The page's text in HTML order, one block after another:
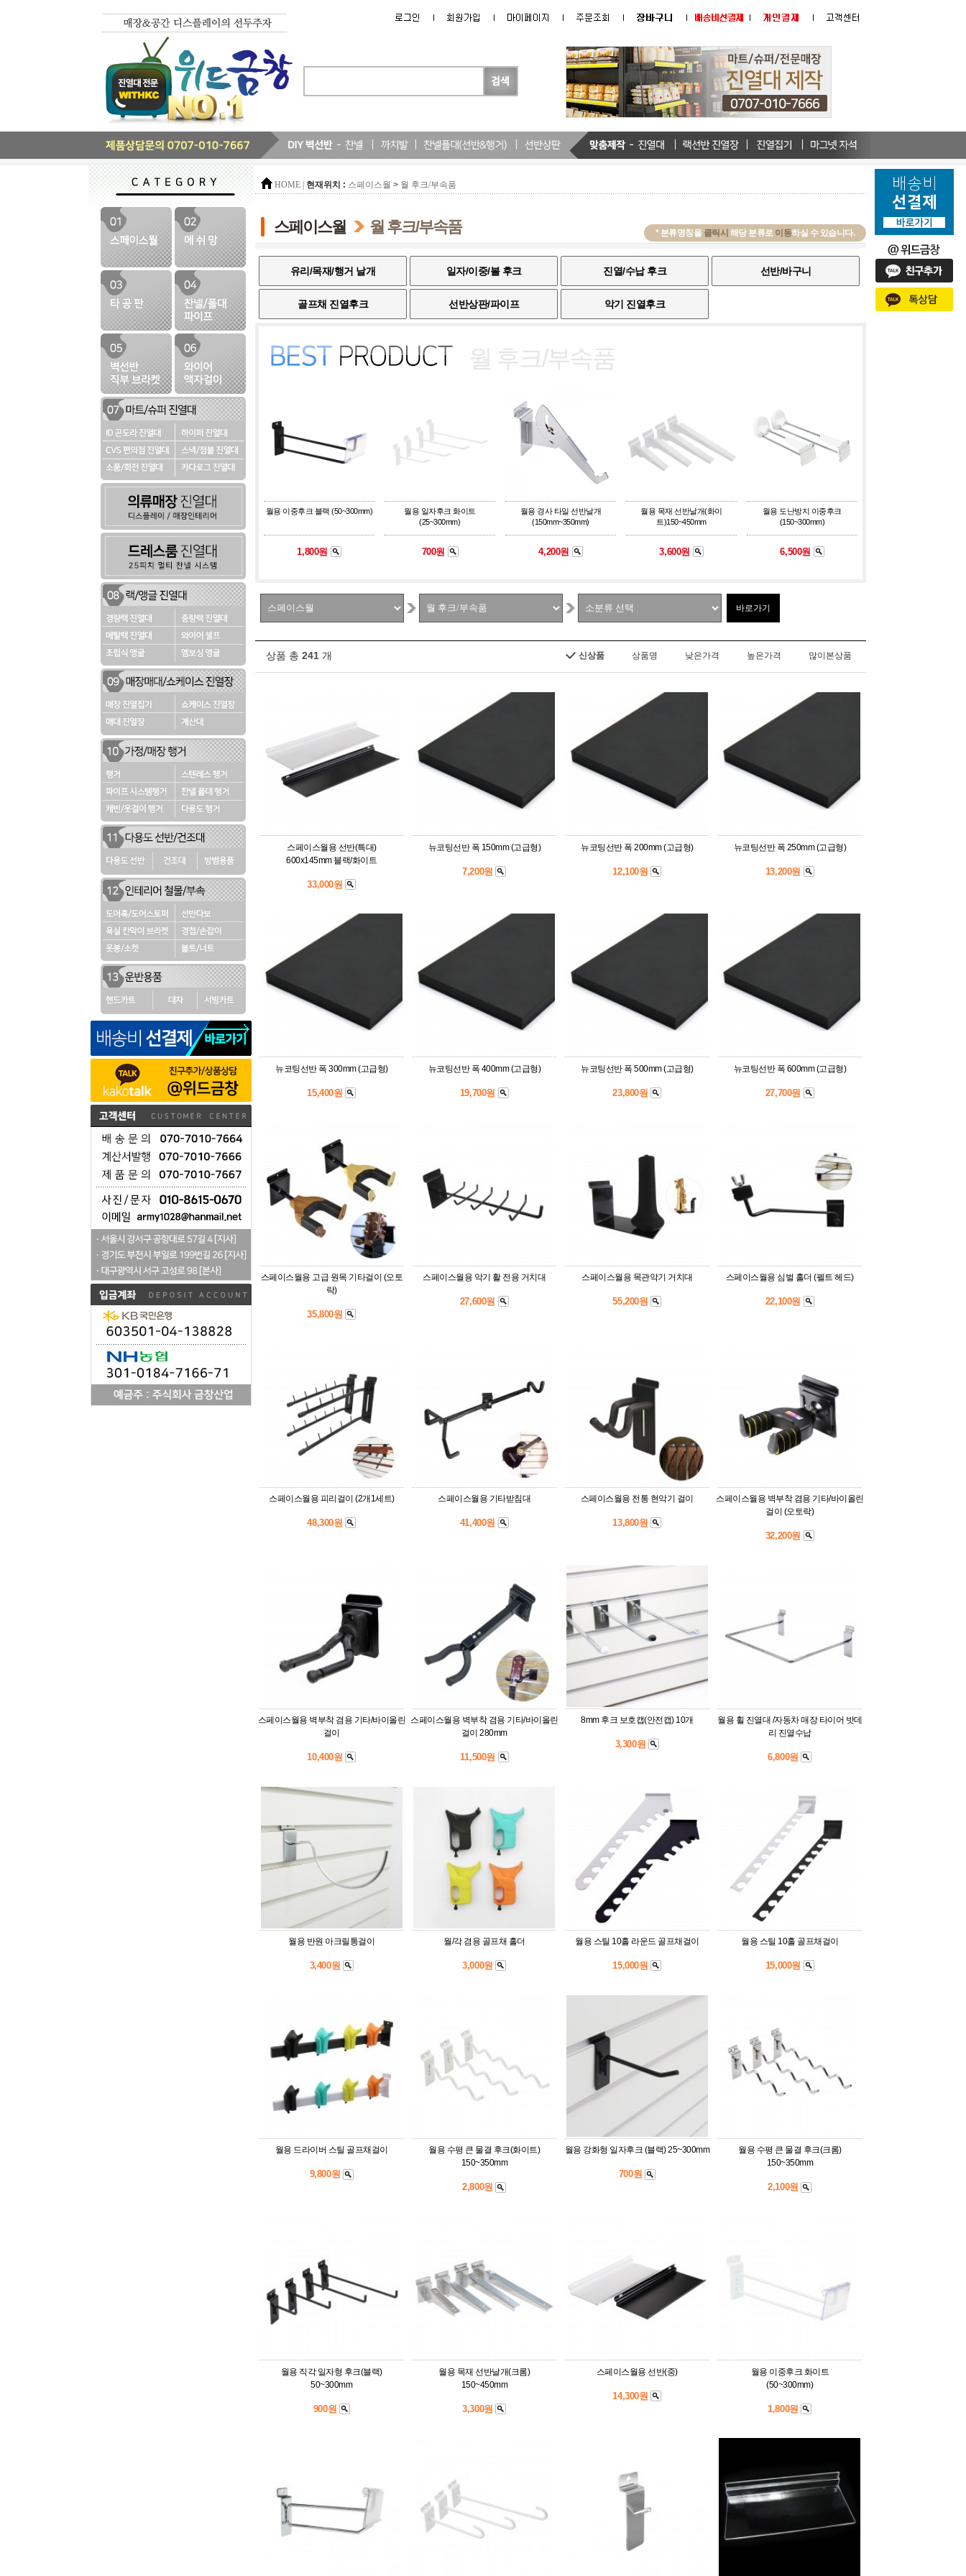
HOME | 현재위치 : 스페이스월 > 월 후크/부속품
* 분류명칭을 클릭시 해당 분류로 이동하실 수 있습니다.
스페이스월 월 후크/부속품
유리/목재/행거 날개 일자/이중/볼 후크 진열/수납 후크 선반/바구니
골프채 진열후크 선반상판/파이프 악기 진열후크
월 후크/부속품
월용 이중후크 블랙 (50~300mm)
1,800원
월용 일자후크 화이트
(25~300mm)
700원
월용 경사 타일 선반날개
(150mm~350mm)
4,200원
월용 목재 선반날개(화이
트)150~450mm
3,600원
월용 도난방지 이중후크
(150~300mm)
6,500원
바로가기
상품 총 241 개 신상품 상품명 낮은가격 높은가격 많이본상품
스페이스월용 선반(특대)
600x145mm 블랙/화이트
33,000원
뉴코팅선반 폭 150mm (고급형)
7,200원
뉴코팅선반 폭 200mm (고급형)
12,100원
뉴코팅선반 폭 250mm (고급형)
13,200원
뉴코팅선반 폭 300mm (고급형)
15,400원
뉴코팅선반 폭 400mm (고급형)
19,700원
뉴코팅선반 폭 500mm (고급형)
23,800원
뉴코팅선반 폭 600mm (고급형)
27,700원
스페이스월용 고급 원목 기타걸이 (오토
락)
35,800원
스페이스월용 악기 활 전용 거치대
27,600원
스페이스월용 목관악기 거치대
55,200원
스페이스월용 심벌 홀더 (펠트 헤드)
22,100원
스페이스월용 피리걸이 (2개1세트)
48,300원
스페이스월용 기타받침대
41,400원
스페이스월용 전통 현악기 걸이
13,800원
스페이스월용 벽부착 겸용 기타/바이올린
걸이 (오토락)
32,200원
스페이스월용 벽부착 겸용 기타/바이올린
걸이
10,400원
스페이스월용 벽부착 겸용 기타/바이올린
걸이 280mm
11,500원
8mm 후크 보호캡(안전캡) 10개
3,300원
월용 휠 진열대 /자동차 매장 타이어 밧데
리 진열수납
6,800원
월용 반원 아크릴통걸이
3,400원
월/각 겸용 골프채 홀더
3,000원
월용 스틸 10홀 라운드 골프채걸이
15,000원
월용 스틸 10홀 골프채걸이
15,000원
월용 드라이버 스틸 골프채걸이
9,800원
월용 수평 큰 물결 후크(화이트)
150~350mm
2,800원
월용 강화형 일자후크 (블랙) 25~300mm
700원
월용 수평 큰 물결 후크(크롬)
150~350mm
2,100원
월용 직각 일자형 후크(블랙)
50~300mm
900원
월용 목재 선반날개(크롬)
150~450mm
3,300원
스페이스월용 선반(중)
14,300원
월용 이중후크 화이트
(50~300mm)
1,800원